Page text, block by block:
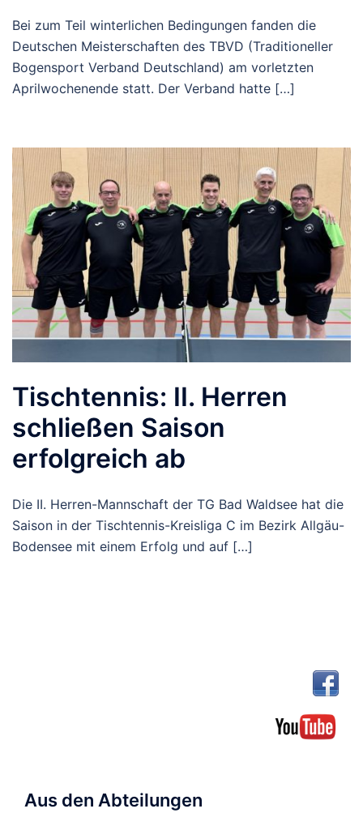
Bei zum Teil winterlichen Bedingungen fanden die
Deutschen Meisterschaften des TBVD (Traditioneller
Bogensport Verband Deutschland) am vorletzten
Aprilwochenende statt. Der Verband hatte […]
Tischtennis: II. Herren
schließen Saison
erfolgreich ab
Die II. Herren-Mannschaft der TG Bad Waldsee hat die
Saison in der Tischtennis-Kreisliga C im Bezirk Allgäu-
Bodensee mit einem Erfolg und auf […]
Aus den Abteilungen